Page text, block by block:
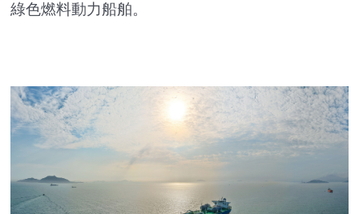
綠色燃料動力船舶。